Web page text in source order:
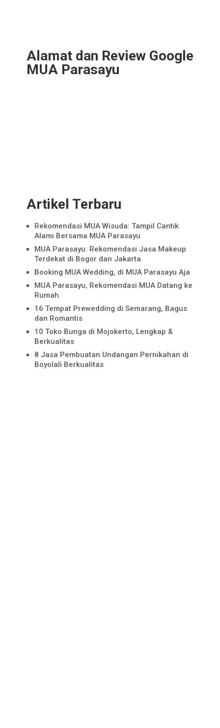
Alamat dan Review Google
MUA Parasayu
Artikel Terbaru
Rekomendasi MUA Wisuda: Tampil Cantik
Alami Bersama MUA Parasayu
MUA Parasayu: Rekomendasi Jasa Makeup
Terdekat di Bogor dan Jakarta
Booking MUA Wedding, di MUA Parasayu Aja
MUA Parasayu, Rekomendasi MUA Datang ke
Rumah
16 Tempat Prewedding di Semarang, Bagus
dan Romantis
10 Toko Bunga di Mojokerto, Lengkap &
Berkualitas
8 Jasa Pembuatan Undangan Pernikahan di
Boyolali Berkualitas